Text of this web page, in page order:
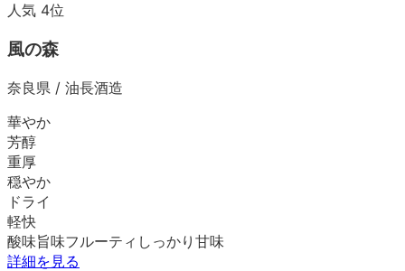
人気 4位
風の森
奈良県 / 油長酒造
華やか
芳醇
重厚
穏やか
ドライ
軽快
酸味旨味フルーティ しっかり 甘味
詳細を見る